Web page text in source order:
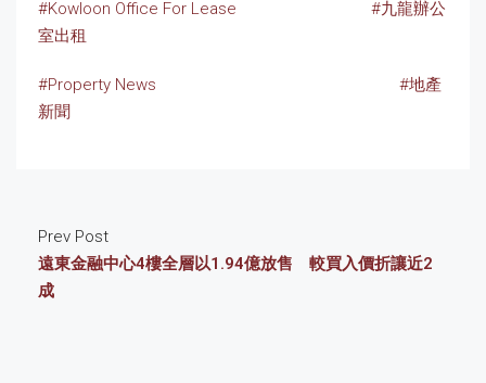
#Kowloon Office For Lease
#九龍辦公
室出租
#Property News
#地產
新聞
Prev Post
遠東金融中心4樓全層以1.94億放售 較買入價折讓近2
成